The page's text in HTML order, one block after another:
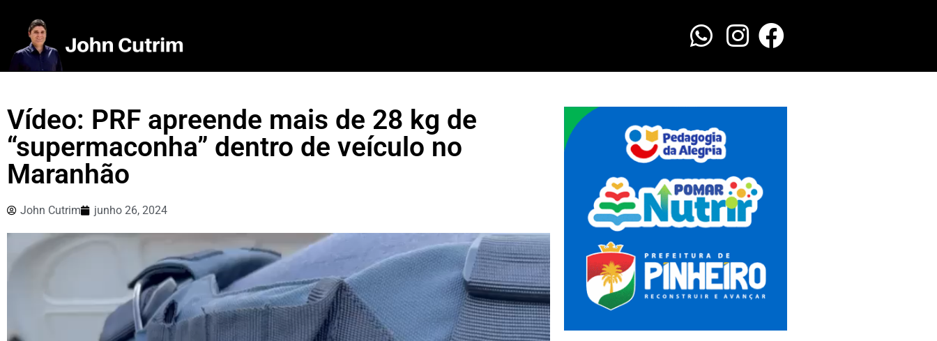
Vídeo: PRF apreende mais de 28 kg de
“supermaconha” dentro de veículo no
Maranhão
John Cutrim junho 26, 2024
Tocador